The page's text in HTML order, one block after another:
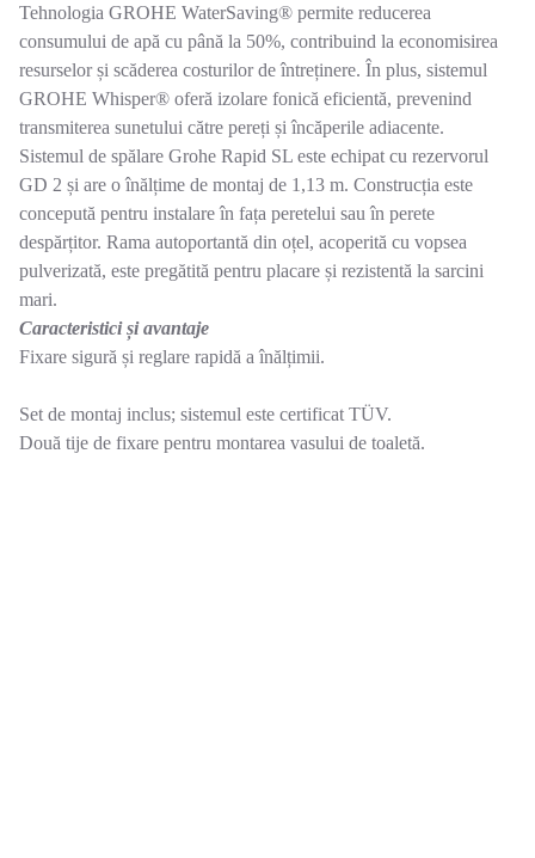
Tehnologia GROHE WaterSaving® permite reducerea
consumului de apă cu până la 50%, contribuind la economisirea
resurselor și scăderea costurilor de întreținere. În plus, sistemul
GROHE Whisper® oferă izolare fonică eficientă, prevenind
transmiterea sunetului către pereți și încăperile adiacente.
Sistemul de spălare Grohe Rapid SL este echipat cu rezervorul
GD 2 și are o înălțime de montaj de 1,13 m. Construcția este
concepută pentru instalare în fața peretelui sau în perete
despărțitor. Rama autoportantă din oțel, acoperită cu vopsea
pulverizată, este pregătită pentru placare și rezistentă la sarcini
mari.
Caracteristici și avantaje
Fixare sigură și reglare rapidă a înălțimii.
Set de montaj inclus; sistemul este certificat TÜV.
Două tije de fixare pentru montarea vasului de toaletă.